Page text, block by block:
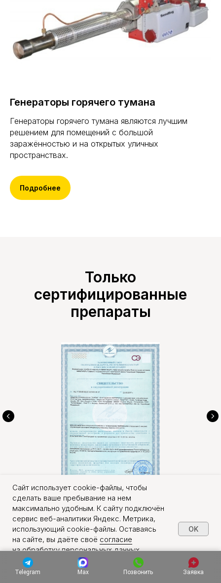
Telegram Max Позвонить Заявка
Генераторы горячего тумана
Генераторы горячего тумана являются лучшим
решением для помещений с большой
заражённостью и на открытых уличных
пространствах.
Подробнее
Только
сертифицированные
препараты
Наши клиенты
Сайт использует cookie-файлы, чтобы
сделать ваше пребывание на нем
максимально удобным. К сайту подключён
сервис веб-аналитики Яндекс. Метрика,
использующий cookie-файлы. Оставаясь
на сайте, вы даёте своё согласие
на обработку персональных данных
в порядке, указанном в
Политике обработки
персональных данных
OK